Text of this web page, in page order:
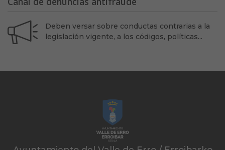
Deben versar sobre conductas contrarias a la
legislación vigente, a los códigos, políticas...